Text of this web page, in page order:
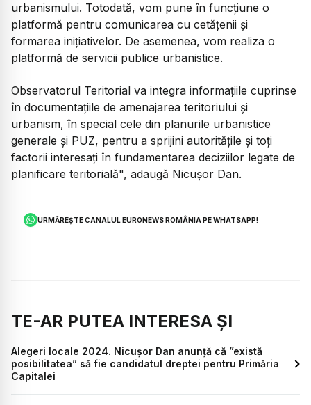
urbanismului. Totodată, vom pune în funcţiune o
platformă pentru comunicarea cu cetăţenii şi
formarea iniţiativelor. De asemenea, vom realiza o
platformă de servicii publice urbanistice.
Observatorul Teritorial va integra informaţiile cuprinse
în documentaţiile de amenajarea teritoriului şi
urbanism, în special cele din planurile urbanistice
generale şi PUZ, pentru a sprijini autorităţile şi toţi
factorii interesaţi în fundamentarea deciziilor legate de
planificare teritorială", adaugă Nicuşor Dan.
URMĂREȘTE CANALUL EURONEWS ROMÂNIA PE WHATSAPP!
TE-AR PUTEA INTERESA ȘI
Alegeri locale 2024. Nicușor Dan anunță că ”există
posibilitatea” să fie candidatul dreptei pentru Primăria
Capitalei